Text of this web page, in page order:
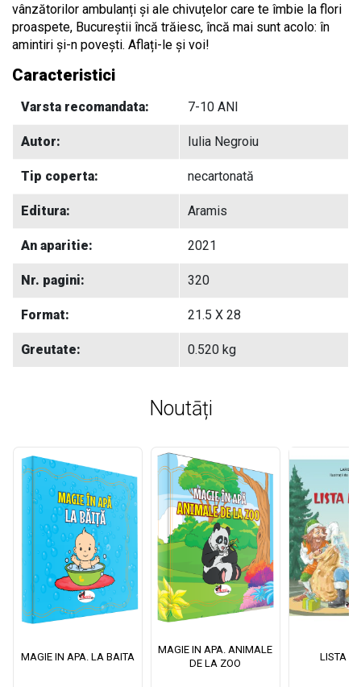
vânzătorilor ambulanți și ale chivuțelor care te îmbie la flori
proaspete, Bucureștii încă trăiesc, încă mai sunt acolo: în
amintiri și-n povești. Aflați-le și voi!
Caracteristici
Varsta recomandata: 7-10 ANI
Autor: Iulia Negroiu
Tip coperta: necartonată
Editura: Aramis
An aparitie: 2021
Nr. pagini: 320
Format: 21.5 X 28
Greutate: 0.520 kg
Noutāți
MAGIE IN APA. LA BAITA
MAGIE IN APA. ANIMALE
DE LA ZOO
LISTA